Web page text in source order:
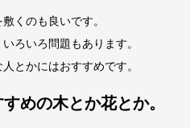
くのも良いです。
ろいろ問題もあります。
とかにはおすすめです。
めの木とか花とか。